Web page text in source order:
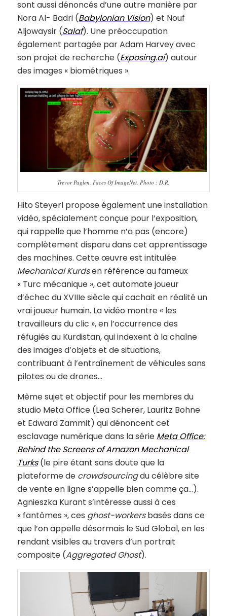
sont aussi dénoncés d’une autre manière par
Nora Al- Badri (Babylonian Vision) et Nouf
Aljowaysir (Salaf). Une préoccupation
également partagée par Adam Harvey avec
son projet de recherche (Exposing.ai) autour
des images « biométriques ».
Trevor Paglen, Faces Of ImageNet. Photo : D.R.
Hito Steyerl propose également une installation
vidéo, spécialement conçue pour l’exposition,
qui rappelle que l’homme n’a pas (encore)
complètement disparu dans cet apprentissage
des machines. Cette œuvre est intitulée
Mechanical Kurdsen référence au fameux
« Turc mécanique », cet automate joueur
d’échec du XVIIIe siècle qui cachait en réalité un
vrai joueur humain. La vidéo montre « les
travailleurs du clic », en l’occurrence des
réfugiés au Kurdistan, qui indexent à la chaîne
des images d’objets et de situations,
contribuant à l’entraînement de véhicules sans
pilotes ou de drones…
Même sujet et objectif pour les membres du
studio Meta Office (Lea Scherer, Lauritz Bohne
et Edward Zammit) qui dénoncent cet
esclavage numérique dans la série Meta Office:
Behind the Screens of Amazon Mechanical
Turks(le pire étant sans doute que la
plateforme de crowdsourcingdu célèbre site
de vente en ligne s’appelle bien comme ça…).
Agnieszka Kurant s’intéresse aussi à ces
« fantômes », ces ghost-workersbasés dans ce
que l’on appelle désormais le Sud Global, en les
rendant visibles au travers d’un portrait
composite (Aggregated Ghost).